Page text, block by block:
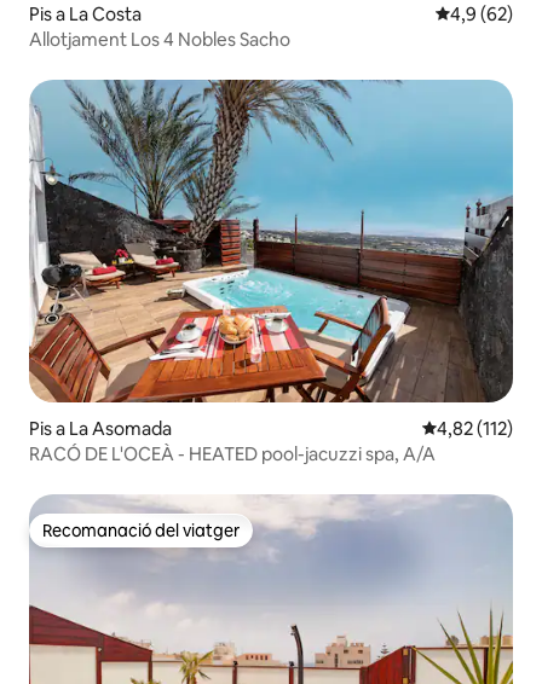
Pis a La Costa 4,9 de
4,9 (62)
Allotjament Los 4 Nobles Sacho
Pis a La Asomada 4,82 de
4,82 (112)
RACÓ DE L'OCEÀ - HEATED pool-jacuzzi spa, A/A
Recomanació del viatger
Recomanació del viatger